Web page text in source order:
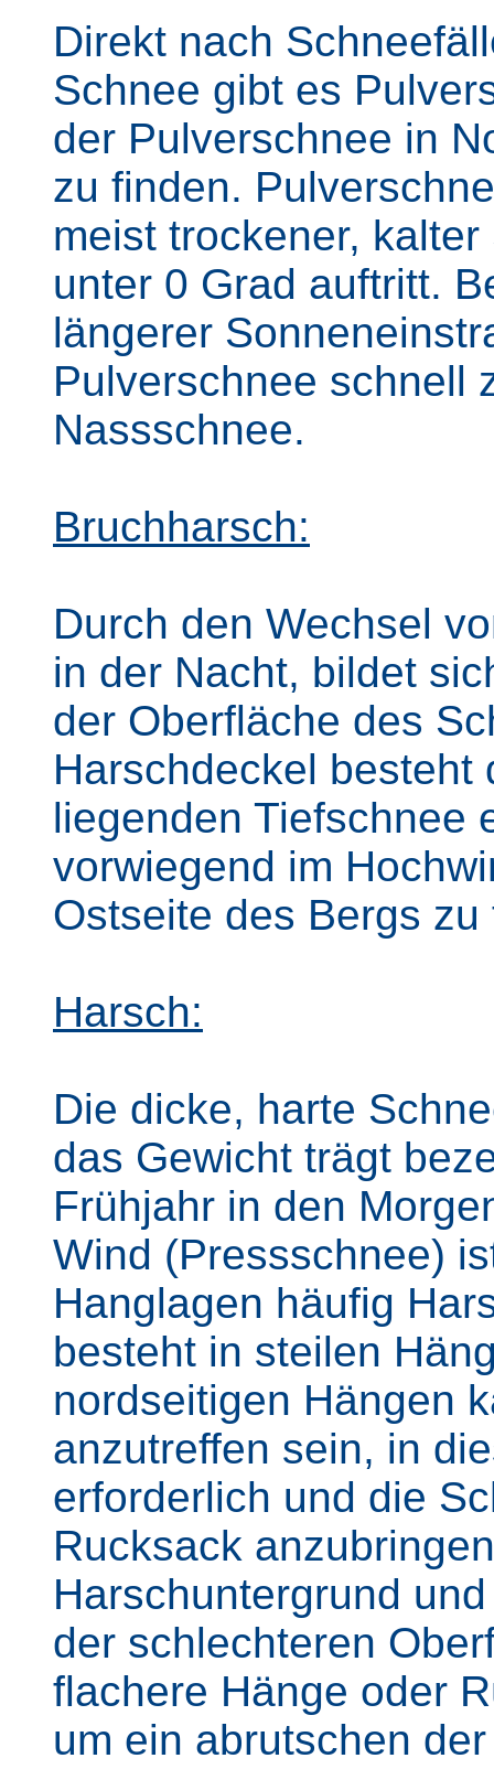
Direkt nach
Schnee gibt es
der Pulverschnee in
zu finden.
meist trockener,
unter 0 Grad auftritt.
längerer
Pulverschnee schnell
Nassschnee.
Bruchharsch:
Durch den Wechsel
in der Nacht, bildet
der Oberfläche des
Harschdeckel besteht
liegenden Tiefschnee
vorwiegend im
Ostseite des Bergs zu
Harsch:
Die dicke, harte
das Gewicht trägt
Frühjahr in den
Wind (Pressschnee)
Hanglagen häufig
besteht in steilen
nordseitigen Hängen
anzutreffen sein, in
erforderlich und die
Rucksack
Harschuntergrund
der schlechteren
flachere Hänge oder
um ein abrutschen